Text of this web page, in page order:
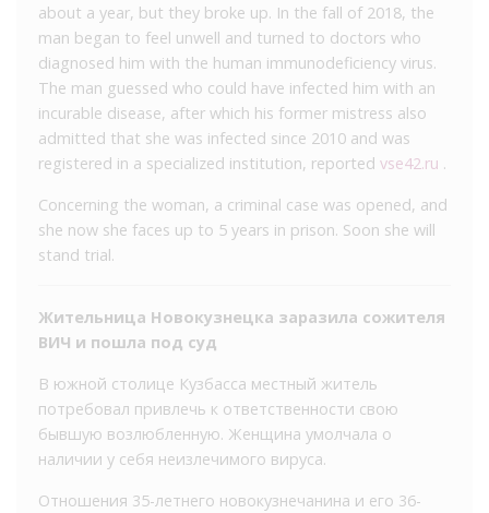
about a year, but they broke up. In the fall of 2018, the
man began to feel unwell and turned to doctors who
diagnosed him with the human immunodeficiency virus.
The man guessed who could have infected him with an
incurable disease, after which his former mistress also
admitted that she was infected since 2010 and was
registered in a specialized institution, reported vse42.ru .
Concerning the woman, a criminal case was opened, and
she now she faces up to 5 years in prison. Soon she will
stand trial.
Жительница Новокузнецка заразила сожителя
ВИЧ и пошла под суд
В южной столице Кузбасса местный житель
потребовал привлечь к ответственности свою
бывшую возлюбленную. Женщина умолчала о
наличии у себя неизлечимого вируса.
Отношения 35-летнего новокузнечанина и его 36-